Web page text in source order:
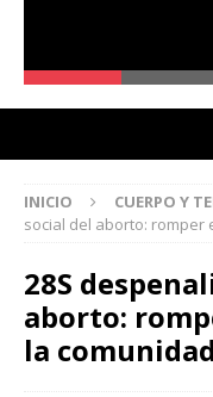
INICIO CUERPO Y
social del aborto: romper
28S
aborto:
la comunidad